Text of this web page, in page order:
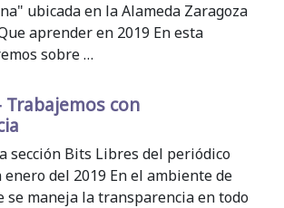
ubicada en la Alameda Zaragoza
aprender en 2019 En esta
sobre …
Trabajemos con
sección Bits Libres del periódico
enero del 2019 En el ambiente de
se maneja la transparencia en todo